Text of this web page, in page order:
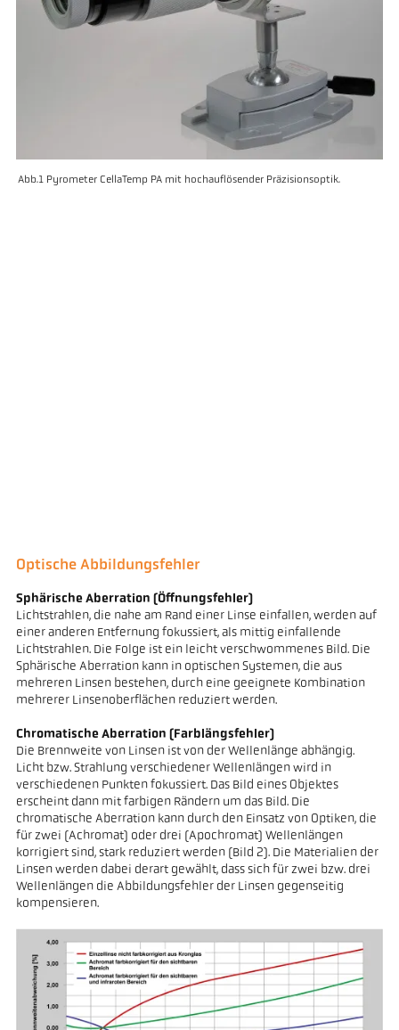
Abb.1 Pyrometer CellaTemp PA mit hochauflösender Präzisionsoptik.
Optische Abbildungsfehler
Sphärische Aberration (Öffnungsfehler)
Lichtstrahlen, die nahe am Rand einer Linse einfallen, werden auf
einer anderen Entfernung fokussiert, als mittig einfallende
Lichtstrahlen. Die Folge ist ein leicht verschwommenes Bild. Die
Sphärische Aberration kann in optischen Systemen, die aus
mehreren Linsen bestehen, durch eine geeignete Kombination
mehrerer Linsenoberflächen reduziert werden.
Chromatische Aberration (Farblängsfehler)
Die Brennweite von Linsen ist von der Wellenlänge abhängig.
Licht bzw. Strahlung verschiedener Wellenlängen wird in
verschiedenen Punkten fokussiert. Das Bild eines Objektes
erscheint dann mit farbigen Rändern um das Bild. Die
chromatische Aberration kann durch den Einsatz von Optiken, die
für zwei (Achromat) oder drei (Apochromat) Wellenlängen
korrigiert sind, stark reduziert werden (Bild 2). Die Materialien der
Linsen werden dabei derart gewählt, dass sich für zwei bzw. drei
Wellenlängen die Abbildungsfehler der Linsen gegenseitig
kompensieren.